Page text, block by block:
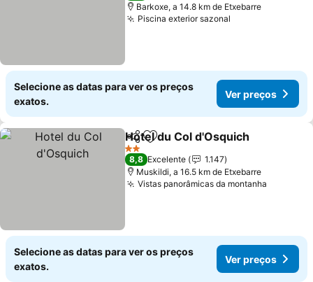
Barkoxe, a 14.8 km de Etxebarre
Piscina exterior sazonal
Selecione as datas para ver os preços
exatos.
Ver preços
PartilharAdicionar aos favoritos
Hotel du Col d'Osquich
2 Estrelas
8,8 Excelente
1.147
Muskildi, a 16.5 km de Etxebarre
Vistas panorâmicas da montanha
Selecione as datas para ver os preços
exatos.
Ver preços